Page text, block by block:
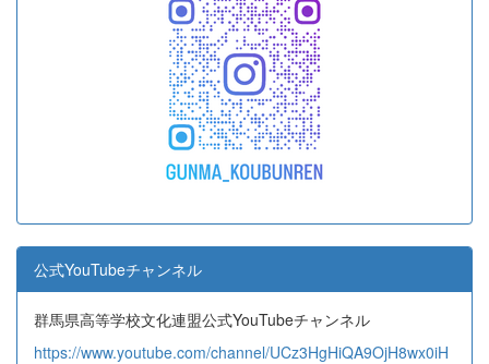
公式YouTubeチャンネル
群馬県高等学校文化連盟公式YouTubeチャンネル
https://www.youtube.com/channel/UCz3HgHiQA9OjH8wx0iH